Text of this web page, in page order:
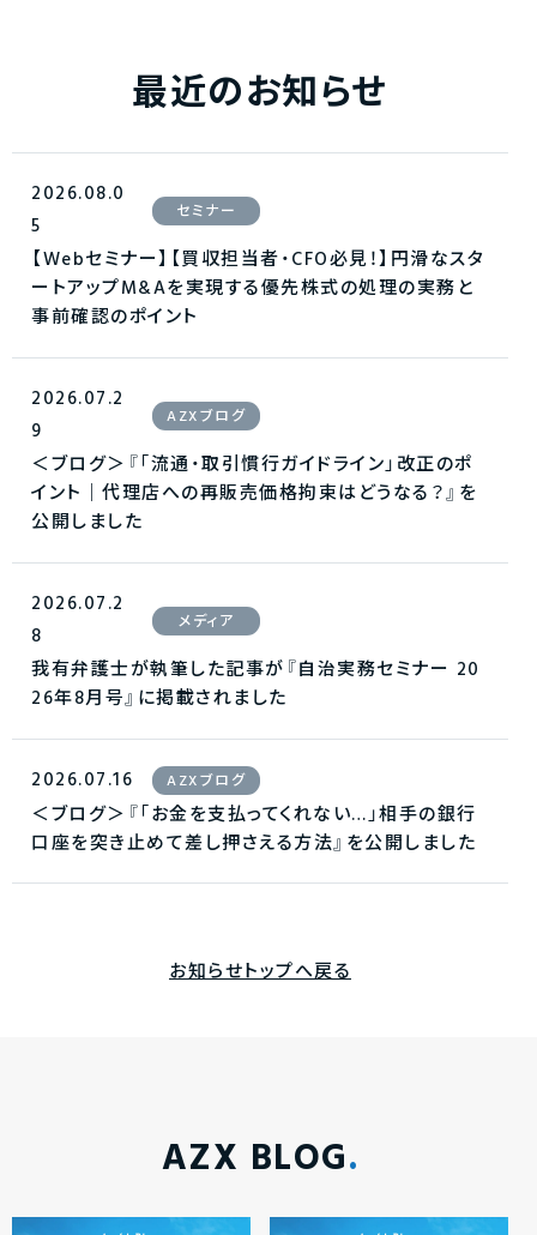
最近のお知らせ
2026.08.0
5
セミナー
【Webセミナー】【買収担当者・CFO必見！】円滑なスタ
ートアップM&Aを実現する優先株式の処理の実務と
事前確認のポイント
2026.07.2
9
AZXブログ
＜ブログ＞『「流通・取引慣行ガイドライン」改正のポ
イント｜代理店への再販売価格拘束はどうなる？』を
公開しました
2026.07.2
8
メディア
我有弁護士が執筆した記事が『自治実務セミナー 20
26年8月号』に掲載されました
2026.07.16 AZXブログ
＜ブログ＞『「お金を支払ってくれない…」相手の銀行
口座を突き止めて差し押さえる方法』を公開しました
お知らせトップへ戻る
AZX BLOG